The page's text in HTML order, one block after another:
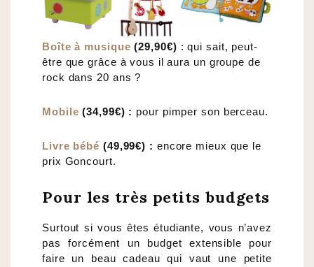
Boîte à musique (29,90€) : qui sait, peut-
être que grâce à vous il aura un groupe de
rock dans 20 ans ?
Mobile (34,99€) : pour pimper son berceau.
Livre bébé (49,99€) : encore mieux que le
prix Goncourt.
Pour les très petits budgets
Surtout si vous êtes étudiante, vous n’avez
pas forcément un budget extensible pour
faire un beau cadeau qui vaut une petite